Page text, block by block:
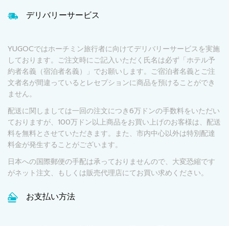
デリバリーサービス
YUGOCではホーチミン旅行者に向けてデリバリーサービスを実施
しております。ご注文時にご記入いただく氏名は必ず「ホテル予
約者名義（宿泊者名義）」でお願いします。ご宿泊者名義とご注
文者名が間違っているとレセプションに商品を預けることができ
ません。
配送に関しましては一回の注文につき6万ドンの手数料をいただい
ておりますが、100万ドン以上商品をお買い上げのお客様は、配送
料を無料とさせていただきます。また、市内中心以外は特別配達
料金が発生することがございます。
日本への国際郵便の手配は承っておりませんので、大変恐縮です
がネット注文、もしくは販売代理店にてお買い求めください。
お支払い方法